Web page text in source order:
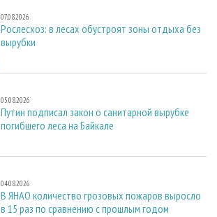
07.08.2026
Рослесхоз: в лесах обустроят зоны отдыха без
вырубки
05.08.2026
Путин подписал закон о санитарной вырубке
погибшего леса на Байкале
04.08.2026
В ЯНАО количество грозовых пожаров выросло
в 15 раз по сравнению с прошлым годом